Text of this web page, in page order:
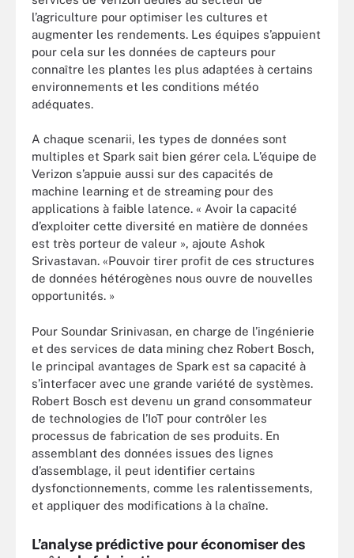
l’agriculture pour optimiser les cultures et
augmenter les rendements. Les équipes s’appuient
pour cela sur les données de capteurs pour
connaître les plantes les plus adaptées à certains
environnements et les conditions météo
adéquates.
A chaque scenarii, les types de données sont
multiples et Spark sait bien gérer cela. L’équipe de
Verizon s’appuie aussi sur des capacités de
machine learning et de streaming pour des
applications à faible latence. « Avoir la capacité
d’exploiter cette diversité en matière de données
est très porteur de valeur », ajoute Ashok
Srivastavan. «Pouvoir tirer profit de ces structures
de données hétérogènes nous ouvre de nouvelles
opportunités. »
Pour Soundar Srinivasan, en charge de l’ingénierie
et des services de data mining chez Robert Bosch,
le principal avantages de Spark est sa capacité à
s’interfacer avec une grande variété de systèmes.
Robert Bosch est devenu un grand consommateur
de technologies de l’IoT pour contrôler les
processus de fabrication de ses produits. En
assemblant des données issues des lignes
d’assemblage, il peut identifier certains
dysfonctionnements, comme les ralentissements,
et appliquer des modifications à la chaîne.
L’analyse prédictive pour économiser des